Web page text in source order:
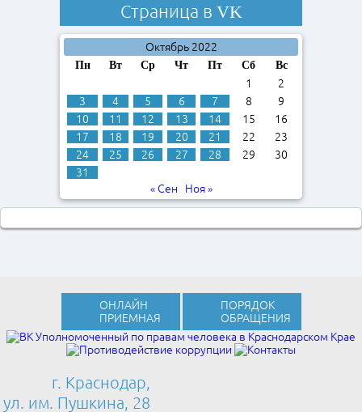
Страница в VK
Октябрь 2022
Пн Вт Ср Чт Пт Сб Вс
1
2
3
4 5 6 7 8
9
10
11 12 13 14 15
16
17
18 19 20 21 22
23
24
25 26 27 28 29
30
31
« Сен
Ноя »
ОНЛАЙН
ПРИЕМНАЯ
ПОРЯДОК
ОБРАЩЕНИЯ
г. Краснодар,
ул. им. Пушкина, 28